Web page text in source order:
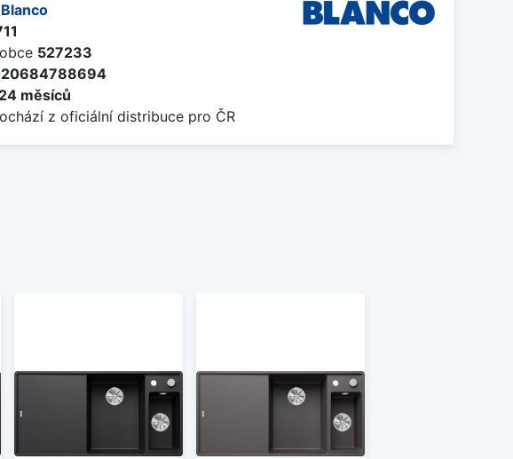
Blanco
527233
24 měsíců
z oficiální distribuce pro ČR